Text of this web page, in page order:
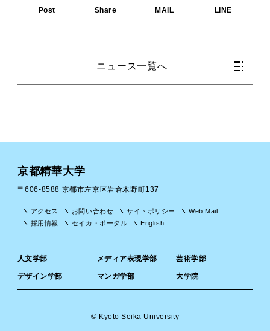
Post Share MAIL LINE
ニュース一覧へ
京都精華大学
〒606-8588 京都市左京区岩倉木野町137
人文学部 メディア表現学部 芸術学部
デザイン学部 マンガ学部 大学院
アクセス お問い合わせ サイトポリシー
Web Mail
採用情報
セイカ・ポータル English
© Kyoto Seika University